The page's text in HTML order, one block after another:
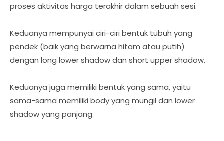
proses aktivitas harga terakhir dalam sebuah sesi.
Keduanya mempunyai ciri-ciri bentuk tubuh yang
pendek (baik yang berwarna hitam atau putih)
dengan long lower shadow dan short upper shadow.
Keduanya juga memiliki bentuk yang sama, yaitu
sama-sama memiliki body yang mungil dan lower
shadow yang panjang.